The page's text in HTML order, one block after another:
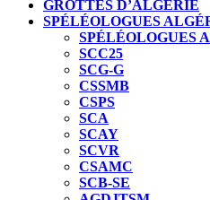
GROTTES D’ALGÉRIE
SPÉLÉOLOGUES
SPÉLÉOLOGUES
SCC25
SCG-G
CSSMB
CSPS
SCA
SCAY
SCVR
CSAMC
SCB-SE